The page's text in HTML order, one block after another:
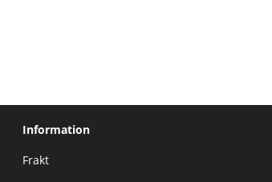
Information
Frakt